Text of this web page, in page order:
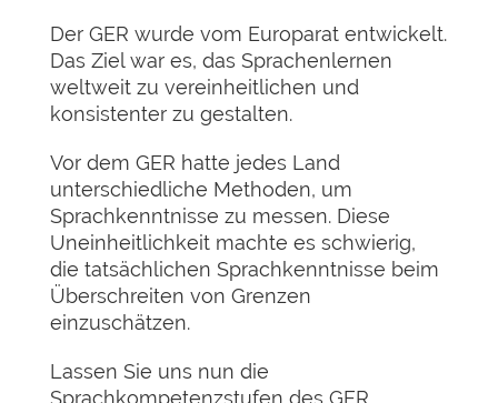
Der GER wurde vom Europarat entwickelt.
Das Ziel war es, das Sprachenlernen
weltweit zu vereinheitlichen und
konsistenter zu gestalten.
Vor dem GER hatte jedes Land
unterschiedliche Methoden, um
Sprachkenntnisse zu messen. Diese
Uneinheitlichkeit machte es schwierig,
die tatsächlichen Sprachkenntnisse beim
Überschreiten von Grenzen
einzuschätzen.
Lassen Sie uns nun die
Sprachkompetenzstufen des GER